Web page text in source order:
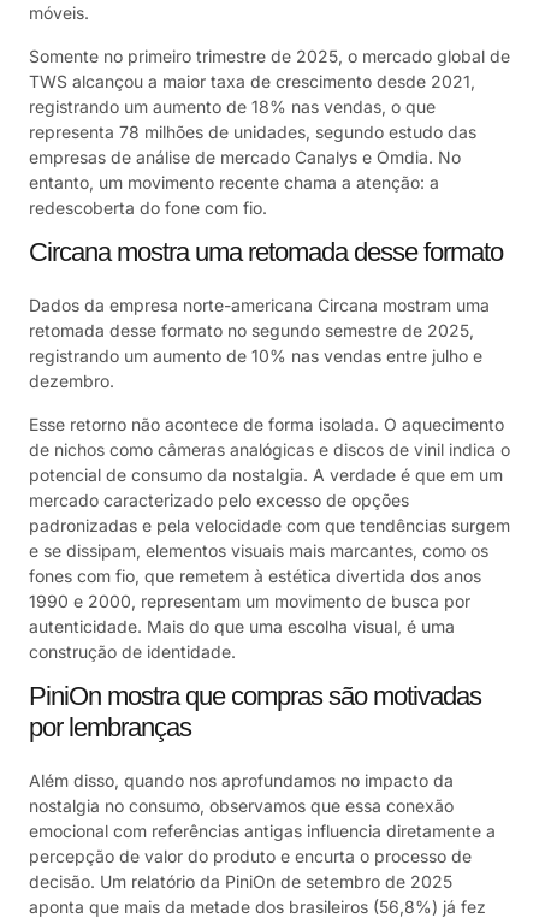
móveis.
Somente no primeiro trimestre de 2025, o mercado global de
TWS alcançou a maior taxa de crescimento desde 2021,
registrando um aumento de 18% nas vendas, o que
representa 78 milhões de unidades, segundo estudo das
empresas de análise de mercado Canalys e Omdia. No
entanto, um movimento recente chama a atenção: a
redescoberta do fone com fio.
Circana mostra uma retomada desse formato
Dados da empresa norte-americana Circana mostram uma
retomada desse formato no segundo semestre de 2025,
registrando um aumento de 10% nas vendas entre julho e
dezembro.
Esse retorno não acontece de forma isolada. O aquecimento
de nichos como câmeras analógicas e discos de vinil indica o
potencial de consumo da nostalgia. A verdade é que em um
mercado caracterizado pelo excesso de opções
padronizadas e pela velocidade com que tendências surgem
e se dissipam, elementos visuais mais marcantes, como os
fones com fio, que remetem à estética divertida dos anos
1990 e 2000, representam um movimento de busca por
autenticidade. Mais do que uma escolha visual, é uma
construção de identidade.
PiniOn mostra que compras são motivadas
por lembranças
Além disso, quando nos aprofundamos no impacto da
nostalgia no consumo, observamos que essa conexão
emocional com referências antigas influencia diretamente a
percepção de valor do produto e encurta o processo de
decisão. Um relatório da PiniOn de setembro de 2025
aponta que mais da metade dos brasileiros (56,8%) já fez